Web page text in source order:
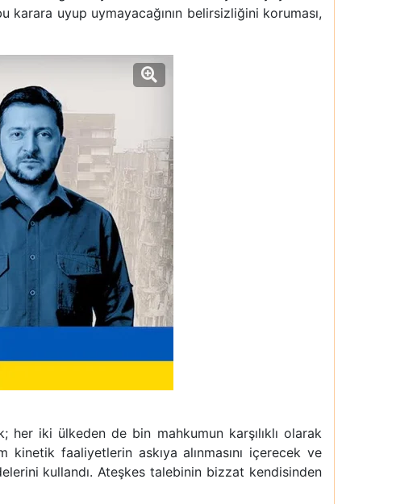
uyup uymayacağının belirsizliğini koruması,
her iki ülkeden de bin mahkumun karşılıklı olarak
kinetik faaliyetlerin askıya alınmasını içerecek ve
kullandı. Ateşkes talebinin bizzat kendisinden